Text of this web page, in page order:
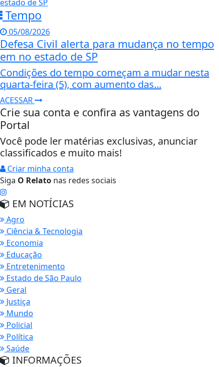
Tempo
05/08/2026
Defesa Civil alerta para mudança no tempo
em no estado de SP
Condições do tempo começam a mudar nesta
quarta-feira (5), com aumento das...
ACESSAR
Crie sua conta e confira as vantagens do
Portal
Você pode ler matérias exclusivas, anunciar
classificados e muito mais!
Criar minha conta
Siga O Relato nas redes sociais
EM NOTÍCIAS
Agro
Ciência & Tecnologia
Economia
Educação
Entretenimento
Estado de São Paulo
Geral
Justiça
Mundo
Policial
Política
Saúde
INFORMAÇÕES